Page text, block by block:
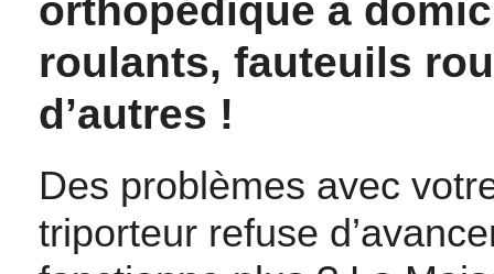
orthopédique à
roulants, fauteuils
d’autres !
Des problèmes avec
triporteur refuse